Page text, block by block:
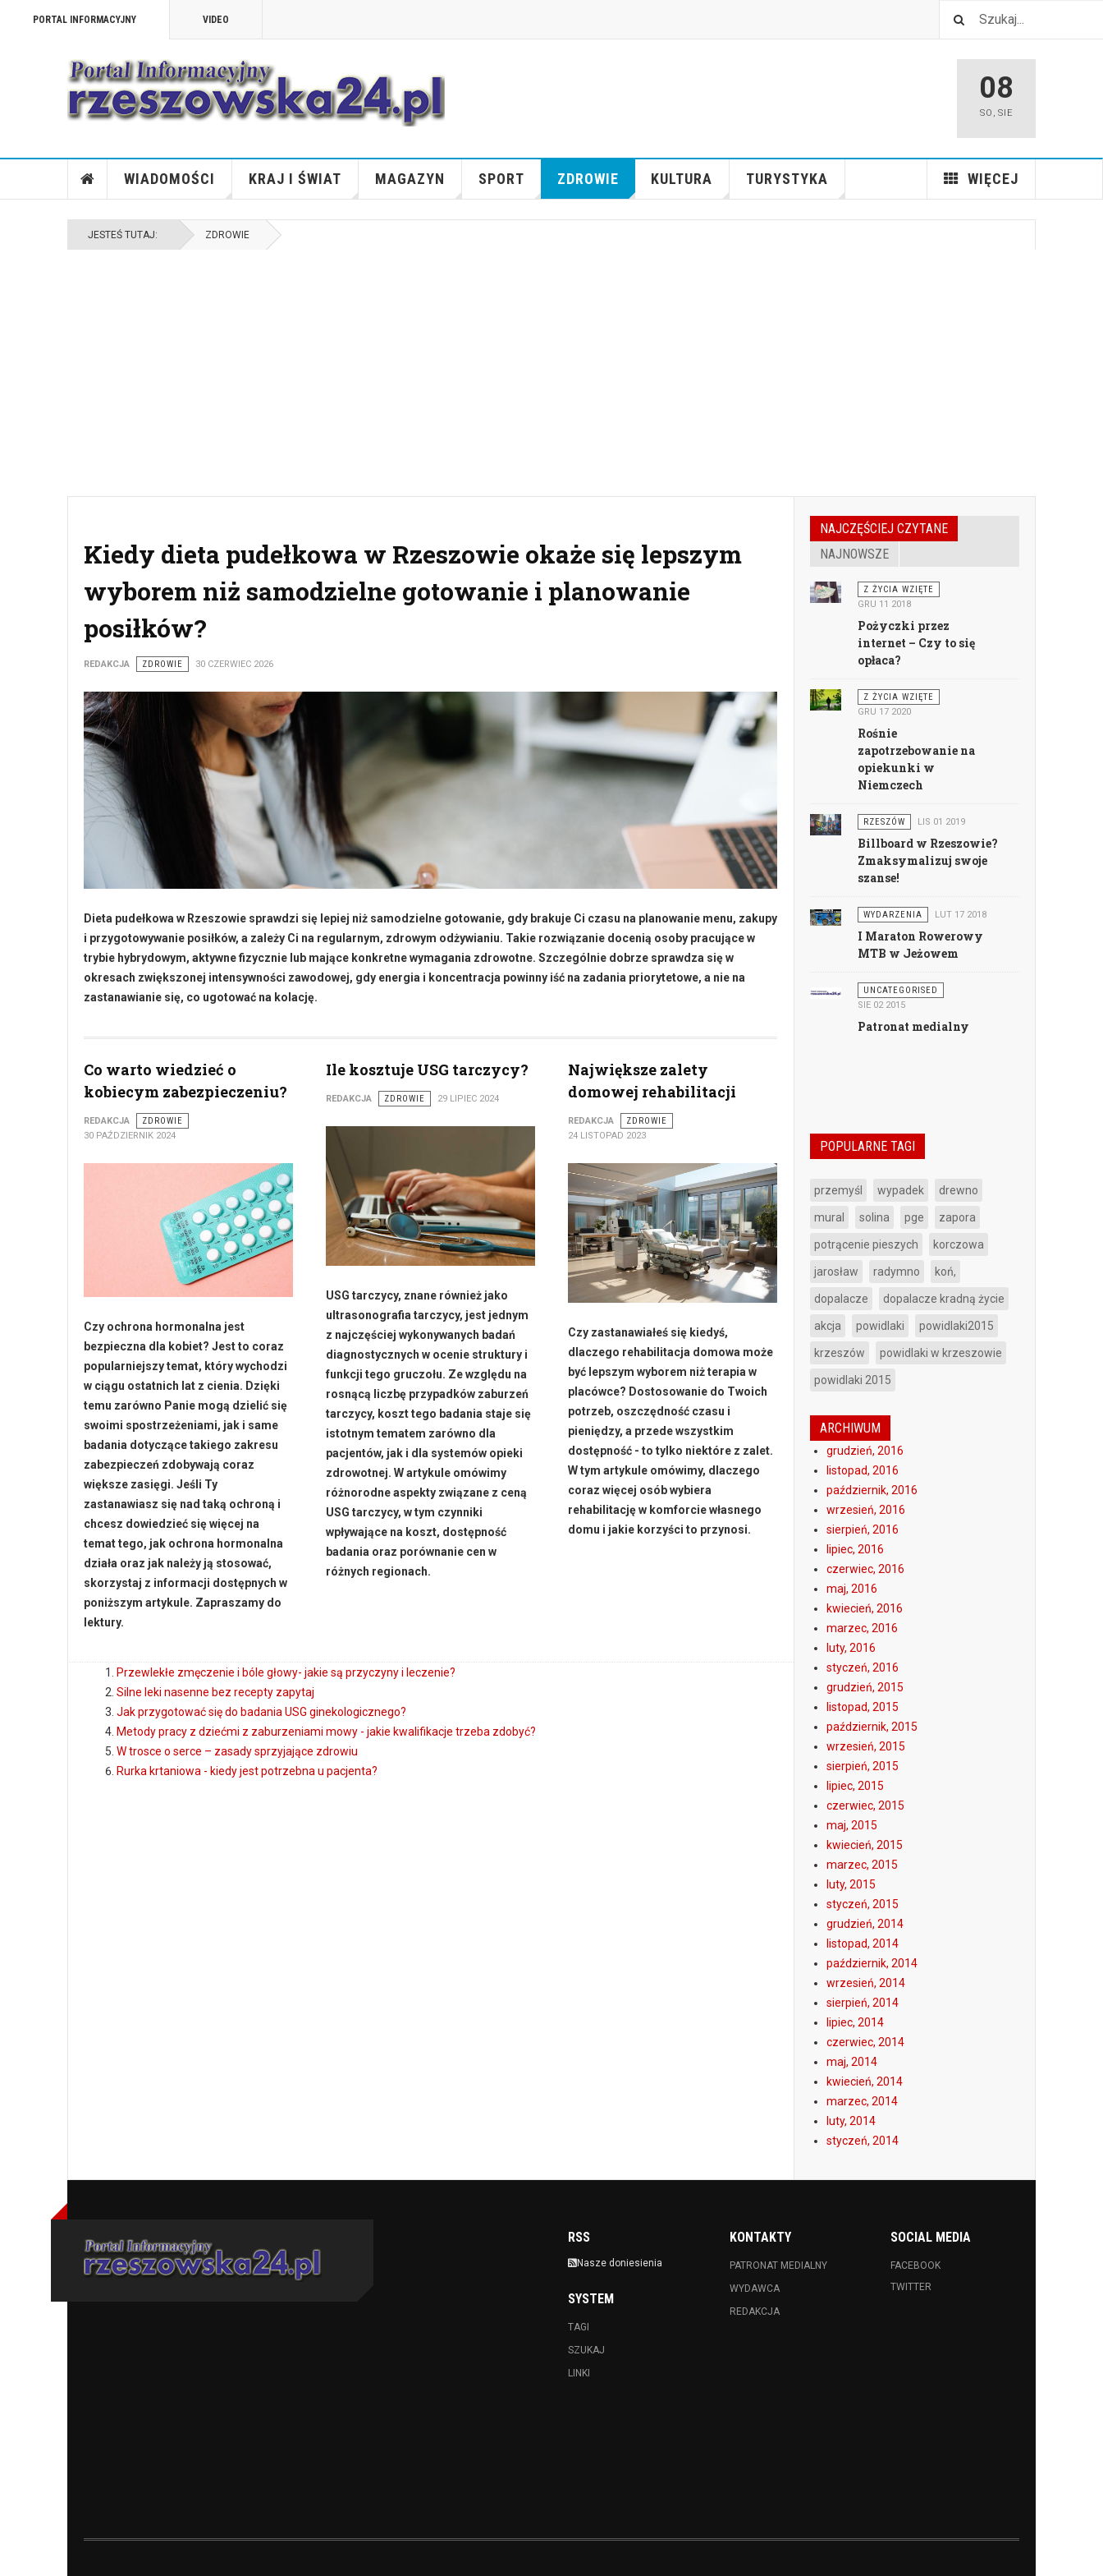
PORTAL INFORMACYJNY VIDEO
08
SO , SIE
WIADOMOŚCI KRAJ I ŚWIAT MAGAZYN SPORT ZDROWIE KULTURA TURYSTYKA WIĘCEJ
JESTEŚ TUTAJ: ZDROWIE
Kiedy dieta pudełkowa w Rzeszowie okaże się lepszym
wyborem niż samodzielne gotowanie i planowanie
posiłków?
REDAKCJA ZDROWIE 30 CZERWIEC 2026
Dieta pudełkowa w Rzeszowie sprawdzi się lepiej niż samodzielne gotowanie, gdy brakuje Ci czasu na planowanie menu, zakupy
i przygotowywanie posiłków, a zależy Ci na regularnym, zdrowym odżywianiu. Takie rozwiązanie docenią osoby pracujące w
trybie hybrydowym, aktywne fizycznie lub mające konkretne wymagania zdrowotne. Szczególnie dobrze sprawdza się w
okresach zwiększonej intensywności zawodowej, gdy energia i koncentracja powinny iść na zadania priorytetowe, a nie na
zastanawianie się, co ugotować na kolację.
Co warto wiedzieć o
kobiecym zabezpieczeniu?
REDAKCJA
ZDROWIE
30 PAŹDZIERNIK 2024
Czy ochrona hormonalna jest
bezpieczna dla kobiet? Jest to coraz
popularniejszy temat, który wychodzi
w ciągu ostatnich lat z cienia. Dzięki
temu zarówno Panie mogą dzielić się
swoimi spostrzeżeniami, jak i same
badania dotyczące takiego zakresu
zabezpieczeń zdobywają coraz
większe zasięgi. Jeśli Ty
zastanawiasz się nad taką ochroną i
chcesz dowiedzieć się więcej na
temat tego, jak ochrona hormonalna
działa oraz jak należy ją stosować,
skorzystaj z informacji dostępnych w
poniższym artykule. Zapraszamy do
lektury.
Ile kosztuje USG tarczycy?
REDAKCJA ZDROWIE 29 LIPIEC 2024
USG tarczycy, znane również jako
ultrasonografia tarczycy, jest jednym
z najczęściej wykonywanych badań
diagnostycznych w ocenie struktury i
funkcji tego gruczołu. Ze względu na
rosnącą liczbę przypadków zaburzeń
tarczycy, koszt tego badania staje się
istotnym tematem zarówno dla
pacjentów, jak i dla systemów opieki
zdrowotnej. W artykule omówimy
różnorodne aspekty związane z ceną
USG tarczycy, w tym czynniki
wpływające na koszt, dostępność
badania oraz porównanie cen w
różnych regionach.
Największe zalety
domowej rehabilitacji
REDAKCJA
ZDROWIE
24 LISTOPAD 2023
Czy zastanawiałeś się kiedyś,
dlaczego rehabilitacja domowa może
być lepszym wyborem niż terapia w
placówce? Dostosowanie do Twoich
potrzeb, oszczędność czasu i
pieniędzy, a przede wszystkim
dostępność - to tylko niektóre z zalet.
W tym artykule omówimy, dlaczego
coraz więcej osób wybiera
rehabilitację w komforcie własnego
domu i jakie korzyści to przynosi.
Przewlekłe zmęczenie i bóle głowy- jakie są przyczyny i leczenie?
Silne leki nasenne bez recepty zapytaj
Jak przygotować się do badania USG ginekologicznego?
Metody pracy z dziećmi z zaburzeniami mowy - jakie kwalifikacje trzeba zdobyć?
W trosce o serce – zasady sprzyjające zdrowiu
Rurka krtaniowa - kiedy jest potrzebna u pacjenta?
NAJCZĘŚCIEJ CZYTANE
NAJNOWSZE
Z ŻYCIA WZIĘTE
GRU 11 2018
Pożyczki przez
internet – Czy to się
opłaca?
Z ŻYCIA WZIĘTE
GRU 17 2020
Rośnie
zapotrzebowanie na
opiekunki w
Niemczech
RZESZÓW LIS 01 2019
Billboard w Rzeszowie?
Zmaksymalizuj swoje
szanse!
WYDARZENIA LUT 17 2018
I Maraton Rowerowy
MTB w Jeżowem
UNCATEGORISED
SIE 02 2015
Patronat medialny
POPULARNE TAGI
przemyśl wypadek drewno
mural solina pge zapora
potrącenie pieszych korczowa
jarosław radymno koń,
dopalacze dopalacze kradną życie
akcja powidlaki powidlaki2015
krzeszów powidlaki w krzeszowie
powidlaki 2015
ARCHIWUM
grudzień, 2016
listopad, 2016
październik, 2016
wrzesień, 2016
sierpień, 2016
lipiec, 2016
czerwiec, 2016
maj, 2016
kwiecień, 2016
marzec, 2016
luty, 2016
styczeń, 2016
grudzień, 2015
listopad, 2015
październik, 2015
wrzesień, 2015
sierpień, 2015
lipiec, 2015
czerwiec, 2015
maj, 2015
kwiecień, 2015
marzec, 2015
luty, 2015
styczeń, 2015
grudzień, 2014
listopad, 2014
październik, 2014
wrzesień, 2014
sierpień, 2014
lipiec, 2014
czerwiec, 2014
maj, 2014
kwiecień, 2014
marzec, 2014
luty, 2014
styczeń, 2014
RSS
Nasze doniesienia
SYSTEM
TAGI
SZUKAJ
LINKI
KONTAKTY
PATRONAT MEDIALNY
WYDAWCA
REDAKCJA
SOCIAL MEDIA
FACEBOOK
TWITTER